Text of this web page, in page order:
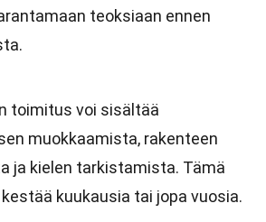
teoksiaan ennen
toimitus voi sisältää
muokkaamista, rakenteen
ja kielen tarkistamista. Tämä
kuukausia tai jopa vuosia.